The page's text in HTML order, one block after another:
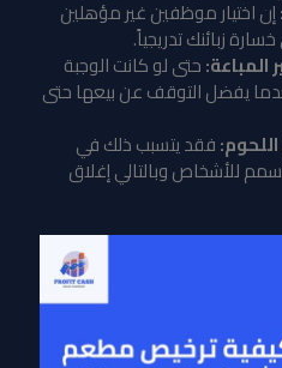
إن اختيار موظفين غير مؤهلين
زبائنك تدريجياً.
المباعة:حتى لو كانت الوجبة
يفضل التوقف عن بيعها حتى
فقد يتسبب ذلك في
للأشخاص وبالتالي إغلاق